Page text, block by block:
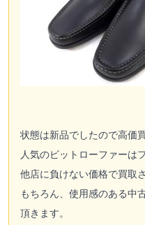
状態は新品でしたので高価
人気のビットローファーは
他店に負けない価格で買取
もちろん、使用感のある中
頂きます。